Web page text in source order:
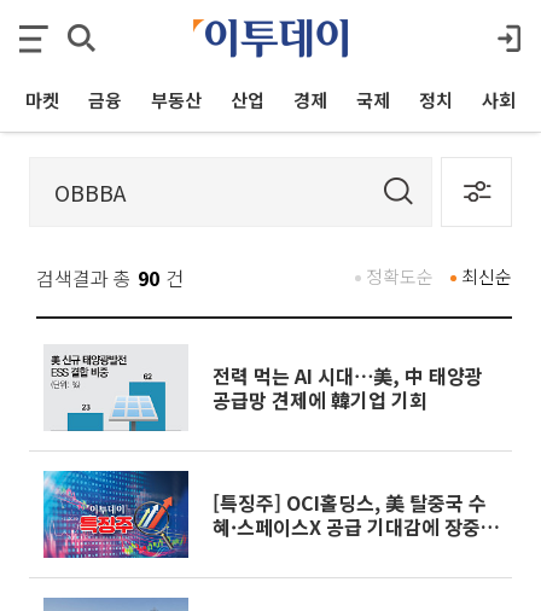
마켓 금융 부동산 산업 경제 국제 정치 사회
검색결과 총 90 건 최신순
정확도순
전력 먹는 AI 시대⋯美, 中 태양광
공급망 견제에 韓기업 기회
[특징주] OCI홀딩스, 美 탈중국 수
혜·스페이스X 공급 기대감에 장중